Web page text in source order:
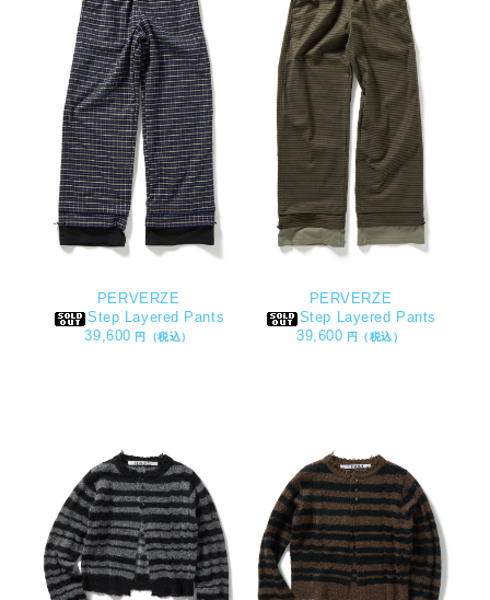
PERVERZE
Step Layered Pants
39,600 円（税込）
PERVERZE
Step Layered Pants
39,600 円（税込）